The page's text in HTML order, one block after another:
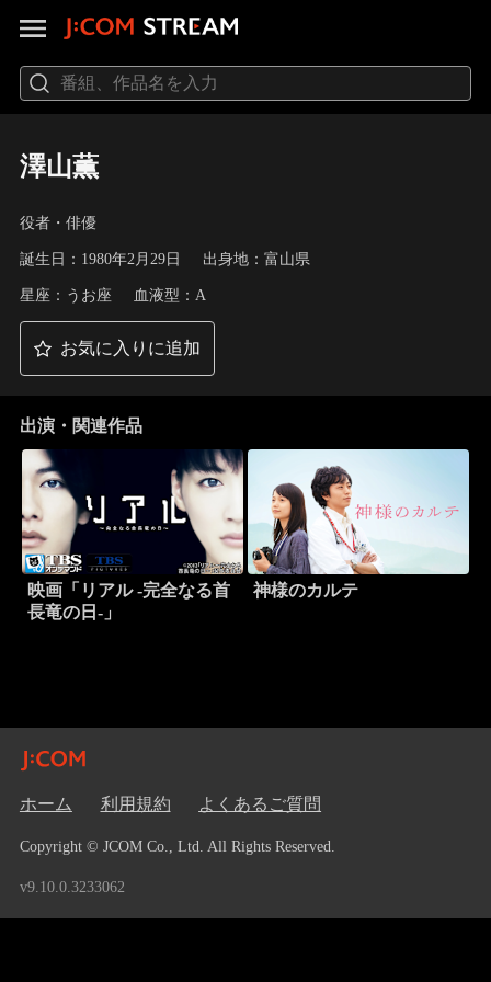
澤山薫
役者・俳優
誕生日：1980年2月29日 出身地：富山県
星座：うお座 血液型：A
お気に入りに追加
出演・関連作品
映画「リアル -完全なる首
長竜の日-」
神様のカルテ
ホーム 利用規約 よくあるご質問
Copyright © JCOM Co., Ltd. All Rights Reserved.
v9.10.0.3233062